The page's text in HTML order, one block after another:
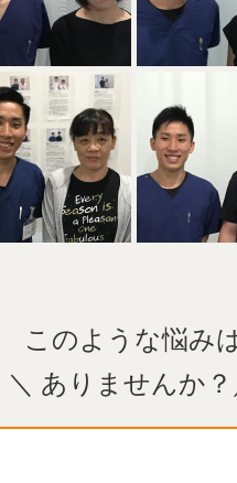
このような悩み
＼ ありませんか